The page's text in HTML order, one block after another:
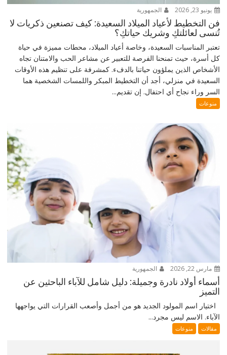
يونيو 23, 2026 الجمهورية
فن التخطيط لأعياد الميلاد السعيدة: كيف تصنعين ذكريات لا
تُنسى لعائلتكِ وشريك حياتكِ؟
تعتبر المناسبات السعيدة، وخاصة أعياد الميلاد، محطات مميزة في حياة
كل أسرة، حيث تمنحنا الفرصة للتعبير عن مشاعر الحب والامتنان تجاه
الأشخاص الذين يملؤون حياتنا بالدفء. كمشرفة على تنظيم هذه الأوقات
السعيدة في منزلي، أجد أن التخطيط المبكر واللمسات الشخصية هما
السر وراء نجاح أي احتفال. إن تقديم...
منوعات
مارس 22, 2026 الجمهورية
أسماء أولاد نادرة وجميلة: دليل شامل للآباء الباحثين عن
التميز
اختيار اسم المولود الجديد هو من أجمل وأصعب القرارات التي يواجهها
الآباء. الاسم ليس مجرد...
مقالات منوعات